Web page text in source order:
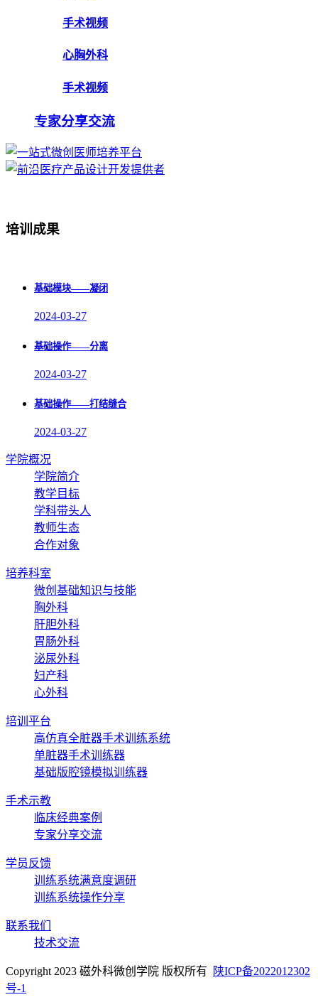
手术视频
心胸外科
手术视频
专家分享交流
培训成果
基础模块——凝闭
2024-03-27
基础操作——分离
2024-03-27
基础操作——打结缝合
2024-03-27
学院概况
学院简介
教学目标
学科带头人
教师生态
合作对象
培养科室
微创基础知识与技能
胸外科
肝胆外科
胃肠外科
泌尿外科
妇产科
心外科
培训平台
高仿真全脏器手术训练系统
单脏器手术训练器
基础版腔镜模拟训练器
手术示教
临床经典案例
专家分享交流
学员反馈
训练系统满意度调研
训练系统操作分享
联系我们
技术交流
Copyright 2023 磁外科微创学院 版权所有
陕ICP备2022012302
号-1